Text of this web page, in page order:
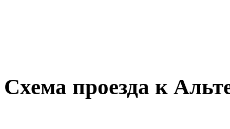
Схема проезда к